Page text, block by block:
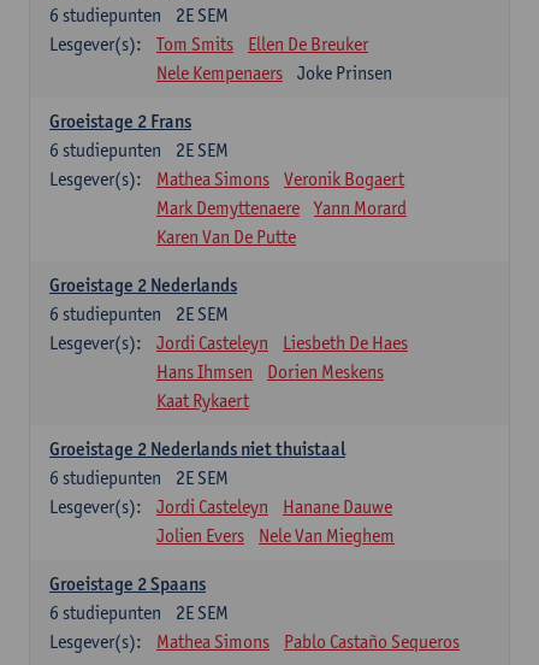
2E SEM
6 studiepunten
Lesgever(s):
Tom Smits
Ellen De Breuker
Nele Kempenaers
Joke Prinsen
Groeistage 2 Frans
2E SEM
6 studiepunten
Lesgever(s):
Mathea Simons
Veronik Bogaert
Mark Demyttenaere
Yann Morard
Karen Van De Putte
Groeistage 2 Nederlands
2E SEM
6 studiepunten
Lesgever(s):
Jordi Casteleyn
Liesbeth De Haes
Hans Ihmsen
Dorien Meskens
Kaat Rykaert
Groeistage 2 Nederlands niet thuistaal
2E SEM
6 studiepunten
Lesgever(s):
Jordi Casteleyn
Hanane Dauwe
Jolien Evers
Nele Van Mieghem
Groeistage 2 Spaans
2E SEM
6 studiepunten
Lesgever(s):
Mathea Simons Pablo Castaño Sequeros